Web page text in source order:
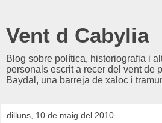
Vent d Cabylia
Blog sobre política, historiografia i
personals escrit a recer del vent de
Baydal, una barreja de xaloc i
dilluns, 10 de maig del 2010